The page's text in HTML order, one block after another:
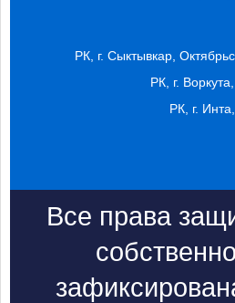
РК, г. Сыктывкар,
РК, г.
РК, г.
Все права